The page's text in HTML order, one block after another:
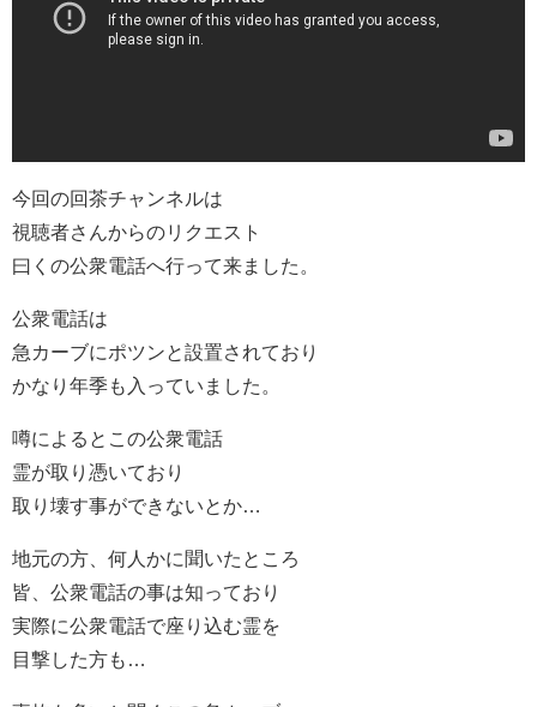
今回の回茶チャンネルは
視聴者さんからのリクエスト
曰くの公衆電話へ行って来ました。
公衆電話は
急カーブにポツンと設置されており
かなり年季も入っていました。
噂によるとこの公衆電話
霊が取り憑いており
取り壊す事ができないとか…
地元の方、何人かに聞いたところ
皆、公衆電話の事は知っており
実際に公衆電話で座り込む霊を
目撃した方も…